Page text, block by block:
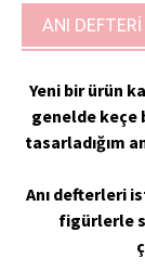
ANI
Yeni bir ürün
genelde keçe
tasarladığım
Anı defterleri
figürlerle